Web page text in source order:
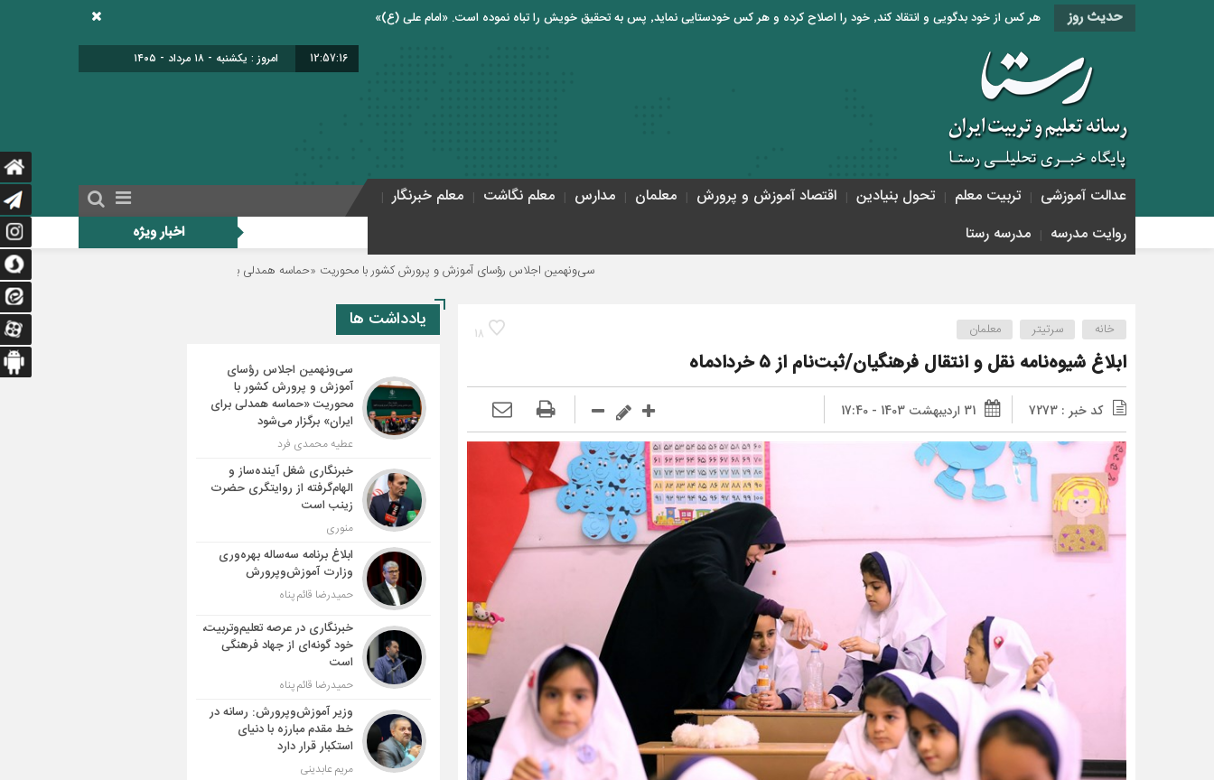
حدیث روز هر کس از خود بدگویی و انتقاد کند٬ خود را اصلاح کرده و هر کس خودستایی نماید٬ پس به تحقیق خویش را تباه نموده است. «امام علی (ع)»
12:57:17 امروز : یکشنبه - ۱۸ مرداد - ۱۴۰۵
عدالت آموزشی تربیت معلم تحول بنیادین اقتصاد آموزش و پرورش معلمان مدارس معلم نگاشت
معلم خبرنگار
روایت مدرسه
مدرسه رستا اخبار ویژه
سی‌ونهمین اجلاس رؤسای آموزش و پرورش کشور با محوریت «حماسه همدلی برای ایران» برگزار می‌شود خبرنگاری شغل آینده‌ساز و
18 خانه سرتیتر معلمان
ابلاغ شیوه‌نامه نقل‌ و انتقال فرهنگیان/ثبت‌نام از ۵ خردادماه
کد خبر : 7273 31 اردیبهشت 1403 - 17:40
یادداشت ها
سی‌ونهمین اجلاس رؤسای
آموزش و پرورش کشور با
محوریت «حماسه همدلی برای
ایران» برگزار می‌شود
عطیه محمدی فرد
خبرنگاری شغل آینده‌ساز و
الهام‌گرفته از روایتگری حضرت
زینب است
منوری
ابلاغ برنامه سه‌ساله بهره‌وری
وزارت آموزش‌وپرورش
حمیدرضا قائم پناه
خبرنگاری در عرصه تعلیم‌وتربیت،
خود گونه‌ای از جهاد فرهنگی
است
حمیدرضا قائم پناه
وزیر آموزش‌وپرورش: رسانه در
خط مقدم مبارزه با دنیای
استکبار قرار دارد
مریم عابدینی